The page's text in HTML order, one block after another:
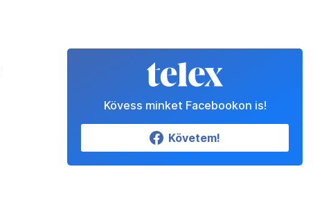
Kövess minket Facebookon is!
Követem!